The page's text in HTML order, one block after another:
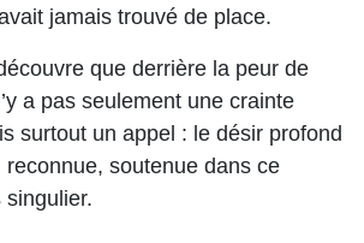
jamais trouvé de place.
que derrière la peur de
a pas seulement une crainte
surtout un appel : le désir profond
reconnue, soutenue dans ce
singulier.